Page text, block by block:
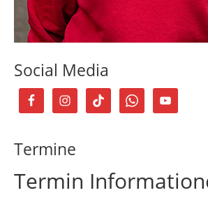
Social Media
Termine
Termin